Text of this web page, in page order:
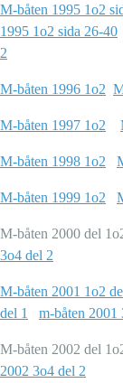
M-båten 1995 1o2
1995 1o2 sida 26-40
2
M-båten 1996 1o2
M-båten 1997 1o2
M-båten 1998 1o2
M-båten 1999 1o2
M-båten 2000 del
3o4 del 2
M-båten 2001 1o2
del 1
m-båten 2001
M-båten 2002 del
2002 3o4 del 2